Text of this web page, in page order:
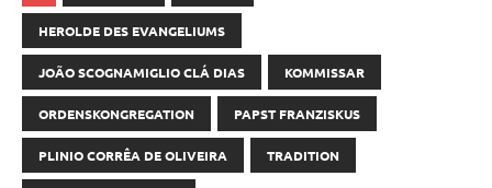
HEROLDE DES EVANGELIUMS
JOÃO SCOGNAMIGLIO CLÁ DIAS KOMMISSAR
ORDENSKONGREGATION PAPST FRANZISKUS
PLINIO CORRÊA DE OLIVEIRA TRADITION